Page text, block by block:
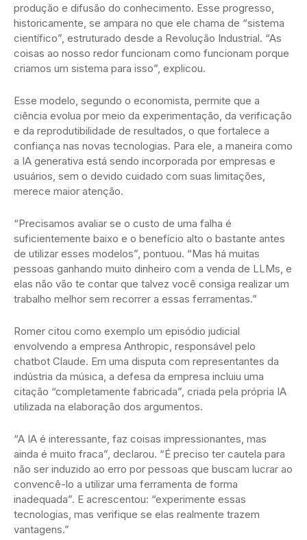
produção e difusão do conhecimento. Esse progresso,
historicamente, se ampara no que ele chama de “sistema
científico”, estruturado desde a Revolução Industrial. “As
coisas ao nosso redor funcionam como funcionam porque
criamos um sistema para isso”, explicou.
Esse modelo, segundo o economista, permite que a
ciência evolua por meio da experimentação, da verificação
e da reprodutibilidade de resultados, o que fortalece a
confiança nas novas tecnologias. Para ele, a maneira como
a IA generativa está sendo incorporada por empresas e
usuários, sem o devido cuidado com suas limitações,
merece maior atenção.
“Precisamos avaliar se o custo de uma falha é
suficientemente baixo e o benefício alto o bastante antes
de utilizar esses modelos”, pontuou. “Mas há muitas
pessoas ganhando muito dinheiro com a venda de LLMs, e
elas não vão te contar que talvez você consiga realizar um
trabalho melhor sem recorrer a essas ferramentas.”
Romer citou como exemplo um episódio judicial
envolvendo a empresa Anthropic, responsável pelo
chatbot Claude. Em uma disputa com representantes da
indústria da música, a defesa da empresa incluiu uma
citação “completamente fabricada”, criada pela própria IA
utilizada na elaboração dos argumentos.
“A IA é interessante, faz coisas impressionantes, mas
ainda é muito fraca”, declarou. “É preciso ter cautela para
não ser induzido ao erro por pessoas que buscam lucrar ao
convencê-lo a utilizar uma ferramenta de forma
inadequada”. E acrescentou: “experimente essas
tecnologias, mas verifique se elas realmente trazem
vantagens.”